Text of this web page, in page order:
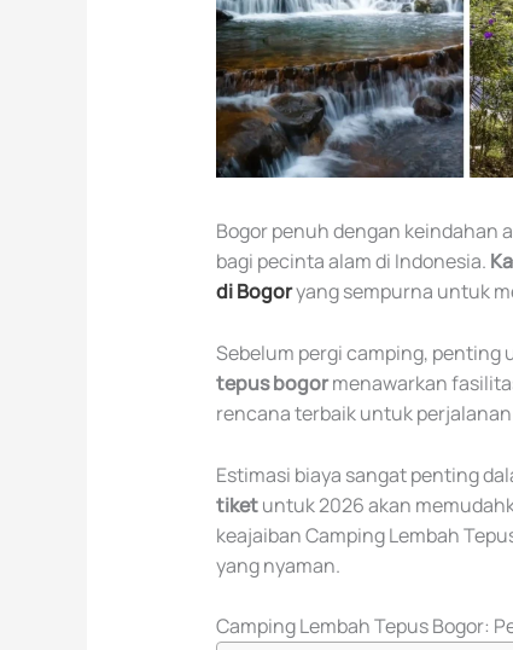
Bogor penuh dengan keindahan
bagi pecinta alam di Indonesia.
di Bogoryang sempurna untuk
Sebelum pergi camping, penting
tepus bogormenawarkan
rencana terbaik untuk
Estimasi biaya sangat penting
tiketuntuk 2026 akan
keajaiban Camping Lembah
yang nyaman.
Camping Lembah Tepus Bogor: